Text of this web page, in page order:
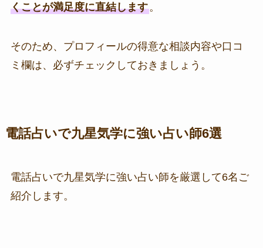
くことが満足度に直結します。
そのため、プロフィールの得意な相談内容や口コ
ミ欄は、必ずチェックしておきましょう。
電話占いで九星気学に強い占い師6選
電話占いで九星気学に強い占い師を厳選して6名ご
紹介します。